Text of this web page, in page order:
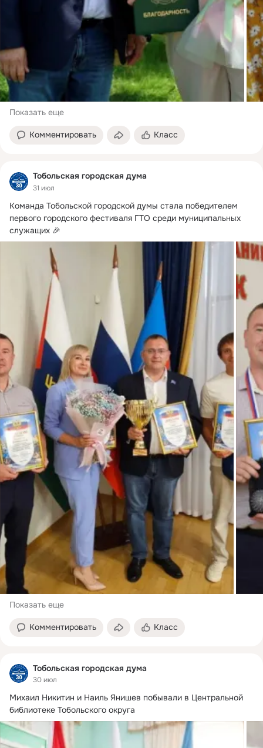
Показать еще
Комментировать Класс
Тобольская городская дума
31 июл
Команда Тобольской городской думы стала победителем
первого городского фестиваля ГТО среди муниципальных
служащих 🎉
Показать еще
Комментировать Класс
Тобольская городская дума
30 июл
Михаил Никитин и Наиль Янишев побывали в Центральной
библиотеке Тобольского округа